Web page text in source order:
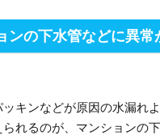
ンの下水管などに異常
キンなどが原因の水漏れ
られるのが、マンションの